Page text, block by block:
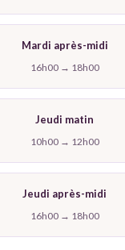
Mardi après-midi
16h00 → 18h00
Jeudi matin
10h00 → 12h00
Jeudi après-midi
16h00 → 18h00